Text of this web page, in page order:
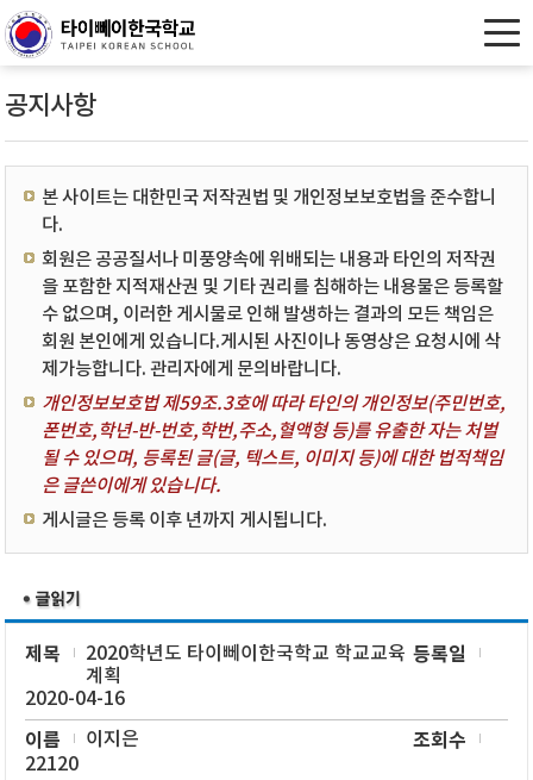
공지사항
본 사이트는 대한민국 저작권법 및 개인정보보호법을 준수합니
다.
회원은 공공질서나 미풍양속에 위배되는 내용과 타인의 저작권
을 포함한 지적재산권 및 기타 권리를 침해하는 내용물은 등록할
수 없으며, 이러한 게시물로 인해 발생하는 결과의 모든 책임은
회원 본인에게 있습니다.게시된 사진이나 동영상은 요청시에 삭
제가능합니다. 관리자에게 문의바랍니다.
개인정보보호법 제59조.3호에 따라 타인의 개인정보(주민번호,
폰번호,학년-반-번호,학번,주소,혈액형 등)를 유출한 자는 처벌
될 수 있으며, 등록된 글(글, 텍스트, 이미지 등)에 대한 법적책임
은 글쓴이에게 있습니다.
게시글은 등록 이후 년까지 게시됩니다.
제목
2020학년도 타이뻬이한국학교 학교교육
계획
등록일
2020-04-16
이름 이지은 조회수
22120